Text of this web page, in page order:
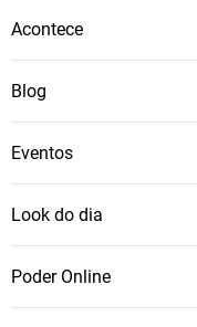
Acontece
Blog
Eventos
Look do dia
Poder Online